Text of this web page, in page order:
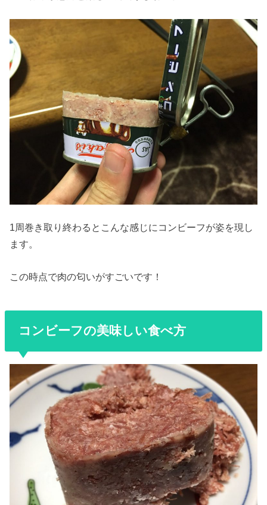
1周巻き取り終わるとこんな感じにコンビーフが姿を現し
ます。
この時点で肉の匂いがすごいです！
コンビーフの美味しい食べ方